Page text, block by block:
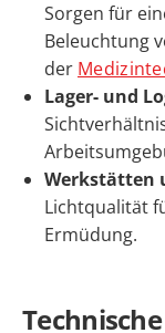
Sorgen für
Beleuchtung
der
Lager- und
Werkstätten
Lichtqualität
Ermüdung.